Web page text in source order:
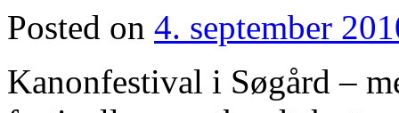
Posted on 4. september
Kanonfestival i Søgård –